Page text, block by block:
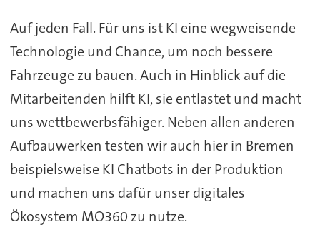
Auf jeden Fall. Für uns ist KI eine wegweisende
Technologie und Chance, um noch bessere
Fahrzeuge zu bauen. Auch in Hinblick auf die
Mitarbeitenden hilft KI, sie entlastet und macht
uns wettbewerbsfähiger. Neben allen anderen
Aufbauwerken testen wir auch hier in Bremen
beispielsweise KI Chatbots in der Produktion
und machen uns dafür unser digitales
Ökosystem MO360 zu nutze.